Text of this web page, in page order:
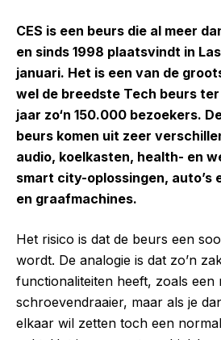
CES is een beurs die al meer
en sinds 1998 plaatsvindt in
januari. Het is een van de
wel de breedste Tech beurs
jaar zo‘n 150.000 bezoekers.
beurs komen uit zeer
audio, koelkasten, health- en
smart city-oplossingen, auto’s
en graafmachines.
Het risico is dat de beurs een
wordt. De analogie is dat zo’n
functionaliteiten heeft, zoals een
schroevendraaier, maar als je
elkaar wil zetten toch een